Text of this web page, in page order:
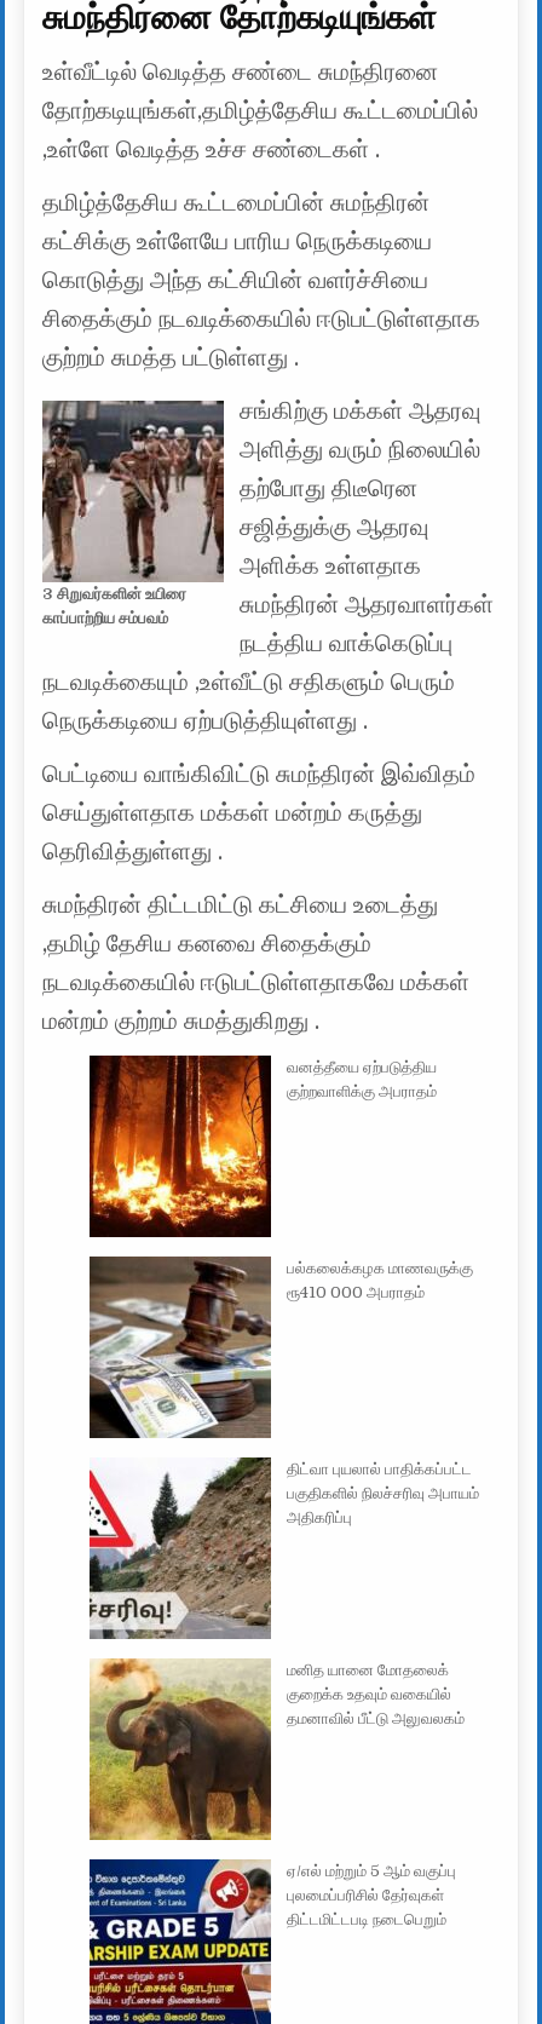
சுமந்திரனை தோற்கடியுங்கள்
உள்வீட்டில் வெடித்த சண்டை சுமந்திரனை
தோற்கடியுங்கள்,தமிழ்த்தேசிய கூட்டமைப்பில்
,உள்ளே வெடித்த உச்ச சண்டைகள் .
தமிழ்த்தேசிய கூட்டமைப்பின் சுமந்திரன்
கட்சிக்கு உள்ளேயே பாரிய நெருக்கடியை
கொடுத்து அந்த கட்சியின் வளர்ச்சியை
சிதைக்கும் நடவடிக்கையில் ஈடுபட்டுள்ளதாக
குற்றம் சுமத்த பட்டுள்ளது .
3 சிறுவர்களின் உயிரை
காப்பாற்றிய சம்பவம்
சங்கிற்கு மக்கள் ஆதரவு
அளித்து வரும் நிலையில்
தற்போது திடீரென
சஜித்துக்கு ஆதரவு
அளிக்க உள்ளதாக
சுமந்திரன் ஆதரவாளர்கள்
நடத்திய வாக்கெடுப்பு
நடவடிக்கையும் ,உள்வீட்டு சதிகளும் பெரும்
நெருக்கடியை ஏற்படுத்தியுள்ளது .
பெட்டியை வாங்கிவிட்டு சுமந்திரன் இவ்விதம்
செய்துள்ளதாக மக்கள் மன்றம் கருத்து
தெரிவித்துள்ளது .
சுமந்திரன் திட்டமிட்டு கட்சியை உடைத்து
,தமிழ் தேசிய கனவை சிதைக்கும்
நடவடிக்கையில் ஈடுபட்டுள்ளதாகவே மக்கள்
மன்றம் குற்றம் சுமத்துகிறது .
வனத்தீயை ஏற்படுத்திய
குற்றவாளிக்கு அபராதம்
பல்கலைக்கழக மாணவருக்கு
ரூ410 000 அபராதம்
திட்வா புயலால் பாதிக்கப்பட்ட
பகுதிகளில் நிலச்சரிவு அபாயம்
அதிகரிப்பு
மனித யானை மோதலைக்
குறைக்க உதவும் வகையில்
தமனாவில் பீட்டு அலுவலகம்
ஏ/எல் மற்றும் 5 ஆம் வகுப்பு
புலமைப்பரிசில் தேர்வுகள்
திட்டமிட்டபடி நடைபெறும்